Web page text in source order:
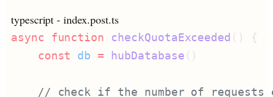
typescript- index.post.ts
async function checkQuotaExceeded
    const
db = hubDatabase